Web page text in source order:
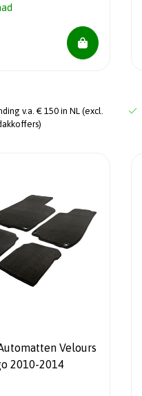
v.a. € 150 in NL (excl.
Velours
2010-2014